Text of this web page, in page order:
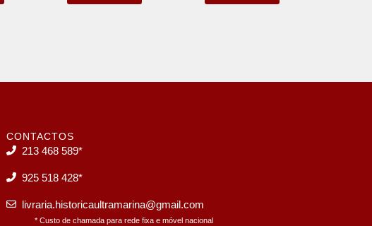
CONTACTOS
213 468 589*
925 518 428*
livraria.historicaultramarina@gmail.com
* Custo de chamada para rede fixa e móvel nacional